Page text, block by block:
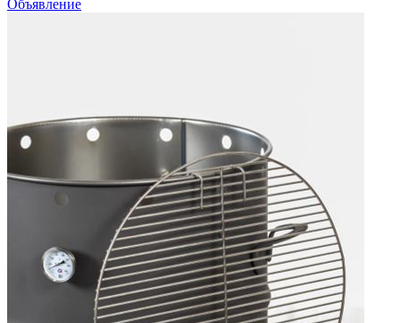
Объявление